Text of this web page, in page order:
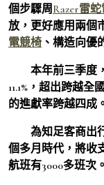
個步驟周 Razer雷
放，更好應用兩個
電競椅 、構造向優
本年前三季度，
11.1%，超出跨越
的進獻率跨越四成。
為知足客商出行
個多月時代，將收
航班有3000多班次。